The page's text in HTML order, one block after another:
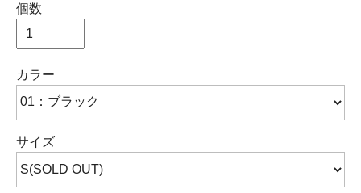
個数
カラー
サイズ